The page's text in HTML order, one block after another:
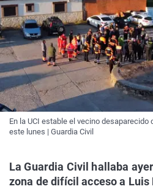
En la UCI estable el vecino
este lunes | Guardia Civil
La Guardia Civil hallaba
zona de difícil acceso a Luis